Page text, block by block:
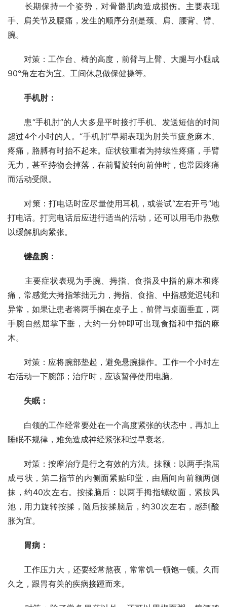
长期保持一个姿势，对骨骼肌肉造成损伤。主要表现
手、肩关节及腰痛，发生的顺序分别是颈、肩、腰背、臂、
腕。
对策：工作台、椅的高度，前臂与上臂、大腿与小腿成
90°角左右为宜。工间休息做保健操等。
手机肘：
患“手机肘”的人大多是平时接打手机、发送短信的时间
超过4个小时的人。“手机肘”早期表现为肘关节疲惫麻木、
疼痛，胳膊有时抬不起来。症状较重者为持续性疼痛，手臂
无力，甚至持物会掉落，在前臂旋转向前伸时，也常因疼痛
而活动受限。
对策：打电话时应尽量使用耳机，或尝试“左右开弓”地
打电话。打完电话后应进行适当的活动，还可以用毛巾热敷
以缓解肌肉紧张。
键盘腕：
主要症状表现为手腕、拇指、食指及中指的麻木和疼
痛，常感觉大拇指笨拙无力，拇指、食指、中指感觉迟钝和
异常，如果让患者将两手搁在桌子上，前臂与桌面垂直，两
手腕自然屈掌下垂，大约一分钟即可出现食指和中指的麻
木。
对策：应将腕部垫起，避免悬腕操作。工作一个小时左
右活动一下腕部；治疗时，应该暂停使用电脑。
失眠：
白领的工作经常要处在一个高度紧张的状态中，再加上
睡眠不规律，难免造成神经紧张和过早衰老。
对策：按摩治疗是行之有效的方法。抹额：以两手指屈
成弓状，第二指节的内侧面紧贴印堂，由眉间向前额两侧
抹，约40次左右。按揉脑后：以两手拇指螺纹面，紧按风
池，用力旋转按揉，随后按揉脑后，约30次左右，感到酸
胀为宜。
胃病：
工作压力大，还要经常熬夜，常常饥一顿饱一顿。久而
久之，跟胃有关的疾病接踵而来。